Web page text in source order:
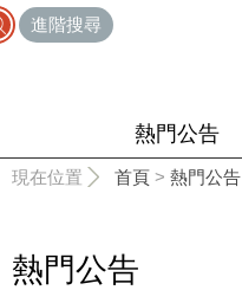
進階搜尋
熱門公告
現在位置 首頁 > 熱門公告
熱門公告